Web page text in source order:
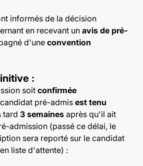
informés de la décision
en recevant un avis de pré-
d'une convention
:
soit confirmée
pré-admis est tenu
tard 3 semaines après qu'il ait
admission (passé ce délai, le
sera reporté sur le candidat
liste d'attente) :